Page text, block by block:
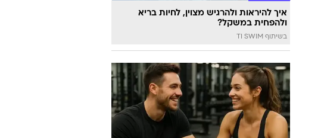
איך להיראות ולהרגיש מצוין, לחיות בריא
ולהפחית במשקל?
בשיתוף TI SWIM